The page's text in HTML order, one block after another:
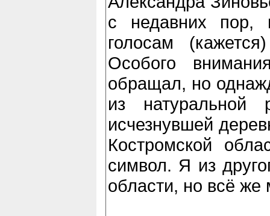
с недавних пор,
голосам
Особого
обращал, но
из натуральной
исчезнувшей
Костромской
символ. Я из
области, но всё